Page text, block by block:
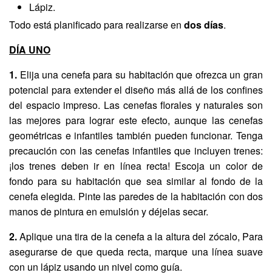
Lápiz.
Todo está planificado para realizarse en dos días.
DÍA UNO
1. Elija una cenefa para su habitación que ofrezca un gran
potencial para extender el diseño más allá de los confines
del espacio impreso. Las cenefas florales y naturales son
las mejores para lograr este efecto, aunque las cenefas
geométricas e infantiles también pueden funcionar. Tenga
precaución con las cenefas infantiles que incluyen trenes:
¡los trenes deben ir en línea recta! Escoja un color de
fondo para su habitación que sea similar al fondo de la
cenefa elegida. Pinte las paredes de la habitación con dos
manos de pintura en emulsión y déjelas secar.
2.Aplique una tira de la cenefa a la altura del zócalo, Para
asegurarse de que queda recta, marque una línea suave
con un lápiz usando un nivel como guía.